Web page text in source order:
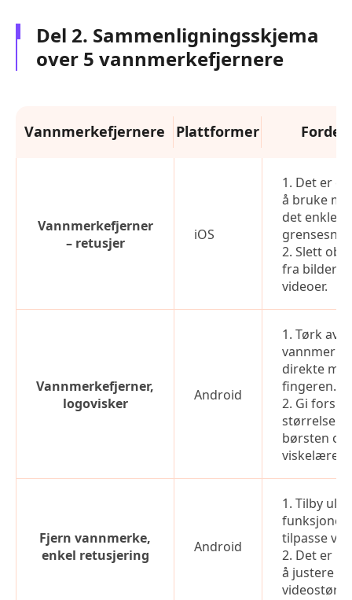
Del 2. Sammenligningsskjema
over 5 vannmerkefjernere
Vannmerkefjernere Plattformer
Vannmerkefjerner
– retusjer
iOS
1. Det er
å bruke
det enkle
2. Slett
fra bilder
videoer.
Vannmerkefjerner,
logovisker
Android
1. Tørk av
direkte
fingeren.
2. Gi
størrelser
børsten og
viskelæret.
Fjern vannmerke,
enkel retusjering
Android
1. Tilby
funksjoner
tilpasse
2. Det er
å justere